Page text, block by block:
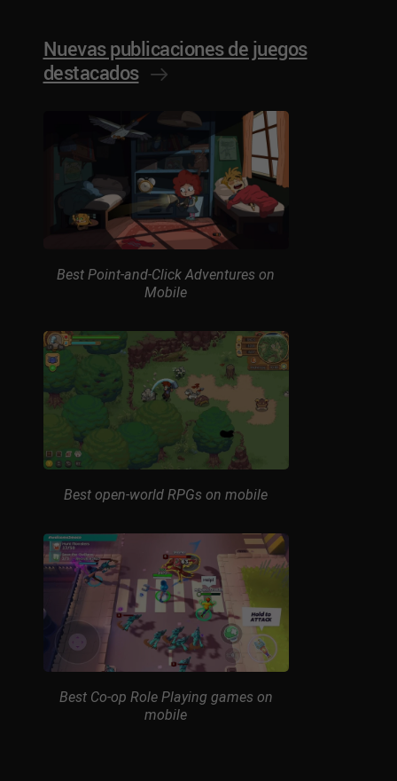
Nuevas publicaciones de juegos
destacados
Best Point-and-Click Adventures on
Mobile
Best open-world RPGs on mobile
Best Co-op Role Playing games on
mobile